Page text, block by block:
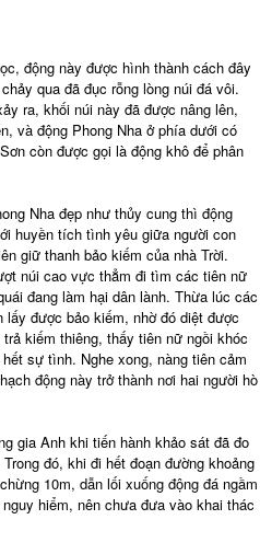
động này được hình thành cách đây
qua đã đục rỗng lòng núi đá vôi.
ra, khối núi này đã được nâng lên,
và động Phong Nha ở phía dưới có
còn được gọi là động khô để phân
Nha đẹp như thủy cung thì động
huyền tích tình yêu giữa người con
giữ thanh bảo kiếm của nhà Trời.
núi cao vực thẳm đi tìm các tiên nữ
đang làm hại dân lành. Thừa lúc các
lấy được bảo kiếm, nhờ đó diệt được
kiếm thiêng, thấy tiên nữ ngồi khóc
sự tình. Nghe xong, nàng tiên cảm
động này trở thành nơi hai người hò
gia Anh khi tiến hành khảo sát đã đo
đó, khi đi hết đoạn đường khoảng
10m, dẫn lối xuống động đá ngầm
hiểm, nên chưa đưa vào khai thác